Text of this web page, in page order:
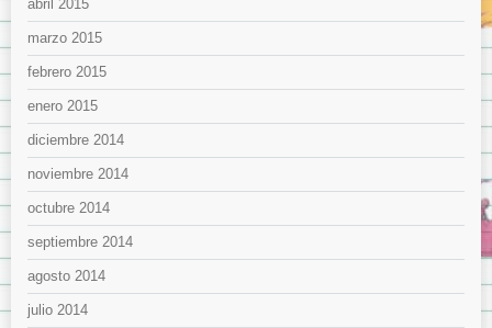
abril 2015
marzo 2015
febrero 2015
enero 2015
diciembre 2014
noviembre 2014
octubre 2014
septiembre 2014
agosto 2014
julio 2014